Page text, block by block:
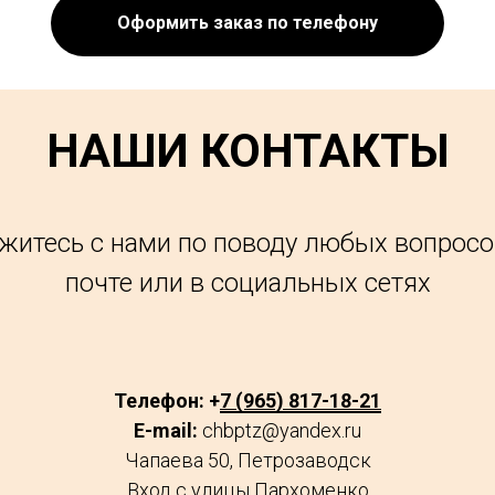
Оформить заказ по телефону
НАШИ КОНТАКТЫ
с нами по поводу любых
почте или в социальных сетях
Телефон: +7 (965) 817-18-21
E-mail: chbptz@yandex.ru
Чапаева 50, Петрозаводск
Вход с улицы Пархоменко